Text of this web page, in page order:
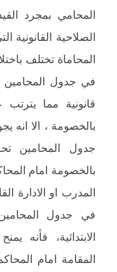
المحامي بمجرد
الصلاحية القانونية
المحاماة تختلف
في جدول المحامين
قانونية مما
بالخصومة ، الا انه
جدول المحامين
بالخصومة امام
في جدول المحامين
الابتدائية، فأنه
المقامة امام